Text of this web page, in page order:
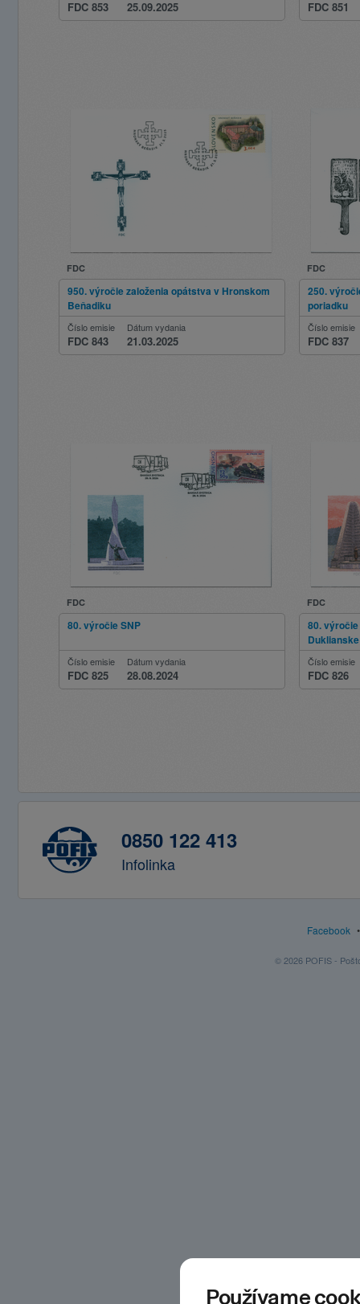
FDC 853 25.09.2025 FDC 851
FDC
950. výročie založenia opátstva v Hronskom
Beňadiku
Číslo emisie
FDC 843
Dátum vydania
21.03.2025
FDC
250.
poriadku
Číslo emisie
FDC 837
FDC
80. výročie SNP
Číslo emisie
FDC 825
Dátum vydania
28.08.2024
FDC
80.
Číslo emisie
FDC 826
0850 122 413
Infolinka
Facebook
© 2026 POFIS -